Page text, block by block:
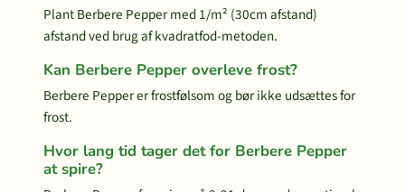
Plant Berbere Pepper med 1/m² (30cm afstand)
afstand ved brug af kvadratfod-metoden.
Kan Berbere Pepper overleve frost?
Berbere Pepper er frostfølsom og bør ikke udsættes for
frost.
Hvor lang tid tager det for Berbere Pepper
at spire?